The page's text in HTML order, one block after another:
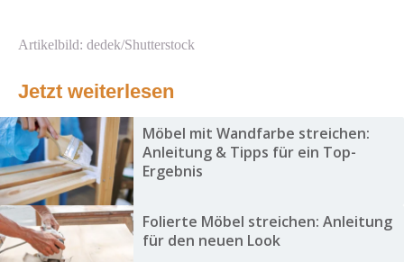
Artikelbild: dedek/Shutterstock
Jetzt weiterlesen
Möbel mit Wandfarbe streichen:
Anleitung & Tipps für ein Top-
Ergebnis
Folierte Möbel streichen: Anleitung
für den neuen Look